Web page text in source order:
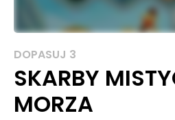
DOPASUJ 3
SKARBY
MORZA